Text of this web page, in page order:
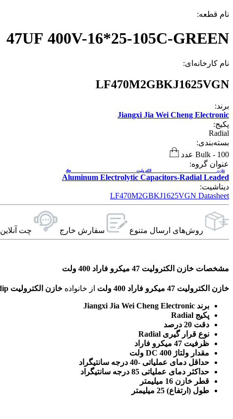
نام قطعه:
47UF 400V-16*25-105C-GREEN
نام کارخانه‌ای:
LF470M2GBKJ1625VGN
برند:
Jiangxi Jia Wei Cheng Electronic
پکیج:
Radial
بسته‌بندی:
Bulk - 100 عدد
عنوان گروه:
Aluminum Electrolytic Capacitors-Radial Leaded
خازن الکترولیت dip
دیتاشیت:
LF470M2GBKJ1625VGN Datasheet
روش‌های ارسال‌ متنوع سفارش خارج چت آنلاین
مشخصات خازن الکترولیت 47 میکرو فاراد 400 ولت
خازن الکترولیت 47 میکرو فاراد 400 ولت از خانواده خازن الکترولیت dip
برند Jiangxi Jia Wei Cheng Electronic
پکیج Radial
دقت 20 درصد
نوع قرار گیری Radial
ظرفیت 47 میکرو فاراد
مقدار ولتاژ DC 400 ولت
حداقل دمای عملیاتی -40 درجه سانتیگراد
حداکثر دمای عملیاتی 85 درجه سانتیگراد
قطر خازن 16 میلیمتر
طول (ارتفاع) 25 میلیمتر